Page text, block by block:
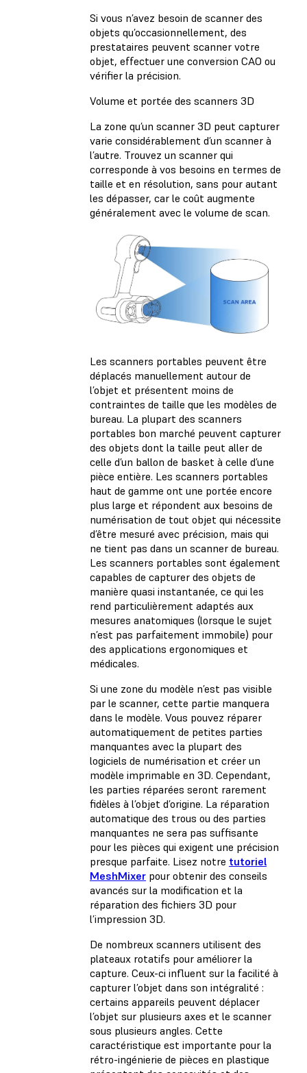
Si vous n’avez besoin de scanner des
objets qu’occasionnellement, des
prestataires peuvent scanner votre
objet, effectuer une conversion CAO ou
vérifier la précision.
Volume et portée des scanners 3D
La zone qu’un scanner 3D peut capturer
varie considérablement d’un scanner à
l’autre. Trouvez un scanner qui
corresponde à vos besoins en termes de
taille et en résolution, sans pour autant
les dépasser, car le coût augmente
généralement avec le volume de scan.
Les scanners portables peuvent être
déplacés manuellement autour de
l’objet et présentent moins de
contraintes de taille que les modèles de
bureau. La plupart des scanners
portables bon marché peuvent capturer
des objets dont la taille peut aller de
celle d’un ballon de basket à celle d’une
pièce entière. Les scanners portables
haut de gamme ont une portée encore
plus large et répondent aux besoins de
numérisation de tout objet qui nécessite
d’être mesuré avec précision, mais qui
ne tient pas dans un scanner de bureau.
Les scanners portables sont également
capables de capturer des objets de
manière quasi instantanée, ce qui les
rend particulièrement adaptés aux
mesures anatomiques (lorsque le sujet
n’est pas parfaitement immobile) pour
des applications ergonomiques et
médicales.
Si une zone du modèle n’est pas visible
par le scanner, cette partie manquera
dans le modèle. Vous pouvez réparer
automatiquement de petites parties
manquantes avec la plupart des
logiciels de numérisation et créer un
modèle imprimable en 3D. Cependant,
les parties réparées seront rarement
fidèles à l’objet d’origine. La réparation
automatique des trous ou des parties
manquantes ne sera pas suffisante
pour les pièces qui exigent une précision
presque parfaite. Lisez notre tutoriel
MeshMixer pour obtenir des conseils
avancés sur la modification et la
réparation des fichiers 3D pour
l’impression 3D.
De nombreux scanners utilisent des
plateaux rotatifs pour améliorer la
capture. Ceux-ci influent sur la facilité à
capturer l’objet dans son intégralité :
certains appareils peuvent déplacer
l’objet sur plusieurs axes et le scanner
sous plusieurs angles. Cette
caractéristique est importante pour la
rétro-ingénierie de pièces en plastique